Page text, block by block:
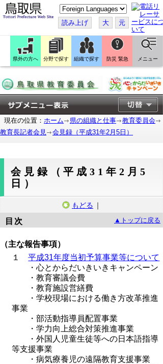
こ
の
ペ
ー
ジ
翻
訳
す
読み上げ 大 元
県外の方へ 分野で探す 組織で探す 防災 緊急 メニュー
現在の位置： ホーム 県の組織と仕事
教育委員会
教育長記者会見
会見録（平成31年2月5日）
会見録（平成31年2月5
日）
もどる ｜
目次 ▲トップに戻る
（主な報告事項）
１平成31年度当初予算事業等について
・心とからだいきいきキャンペーン
・教育審議会費
・教育施設営繕費
・学校現場における働き方改革推進
事業
・部活動指導員配置事業
・学力向上総合対策推進事業
・外国人児童生徒等への日本語指導
等支援事業
・病気療養児の遠隔教育支援事業